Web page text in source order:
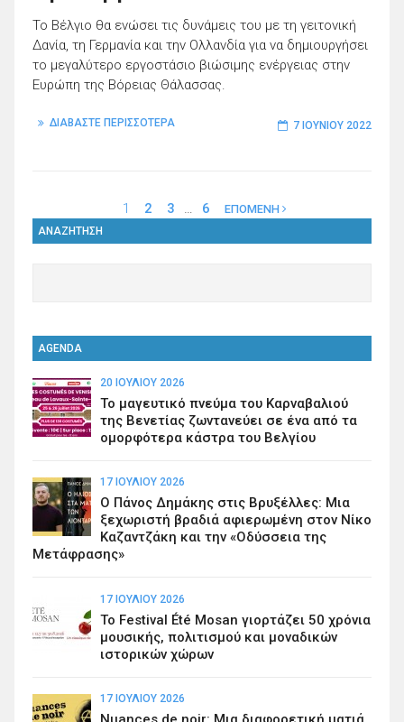
Το Βέλγιο θα ενώσει τις δυνάμεις του με τη γειτονική
Δανία, τη Γερμανία και την Ολλανδία για να δημιουργήσει
το μεγαλύτερο εργοστάσιο βιώσιμης ενέργειας στην
Ευρώπη της Βόρειας Θάλασσας.
ΔΙΑΒΑΣΤΕ ΠΕΡΙΣΣΟΤΕΡΑ 7 ΙΟΥΝΊΟΥ 2022
1 2 3 … 6 ΕΠΟΜΕΝΗ
ΑΝΑΖΗΤΗΣΗ
AGENDA
20 ΙΟΥΛΊΟΥ 2026
Το μαγευτικό πνεύμα του Καρναβαλιού
της Βενετίας ζωντανεύει σε ένα από τα
ομορφότερα κάστρα του Βελγίου
17 ΙΟΥΛΊΟΥ 2026
Ο Πάνος Δημάκης στις Βρυξέλλες: Μια
ξεχωριστή βραδιά αφιερωμένη στον Νίκο
Καζαντζάκη και την «Οδύσσεια της
Μετάφρασης»
17 ΙΟΥΛΊΟΥ 2026
Το Festival Été Mosan γιορτάζει 50 χρόνια
μουσικής, πολιτισμού και μοναδικών
ιστορικών χώρων
17 ΙΟΥΛΊΟΥ 2026